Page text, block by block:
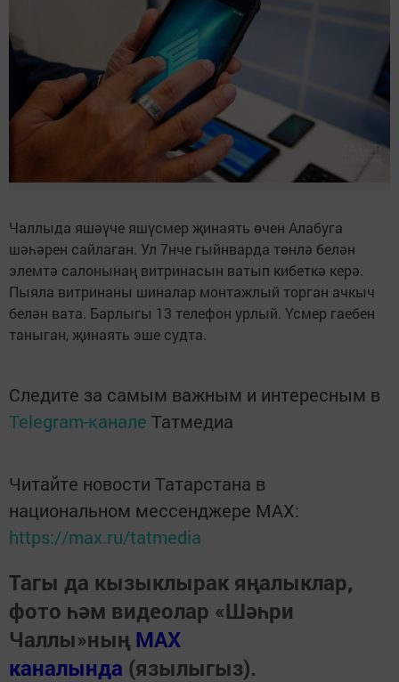
Чаллыда яшәүче яшүсмер җинаять өчен Алабуга
шәһәрен сайлаган. Ул 7нче гыйнварда төнлә белән
элемтә салонынаң витринасын ватып кибеткә керә.
Пыяла витринаны шиналар монтажлый торган ачкыч
белән вата. Барлыгы 13 телефон урлый. Үсмер гаебен
таныган, җинаять эше судта.
Следите за самым важным и интересным в
Telegram-канале Татмедиа
Читайте новости Татарстана в
национальном мессенджере MАХ:
https://max.ru/tatmedia
Тагы да кызыклырак яңалыклар,
фото һәм видеолар «Шәһри
Чаллы»ның MAX
каналында (язылыгыз).